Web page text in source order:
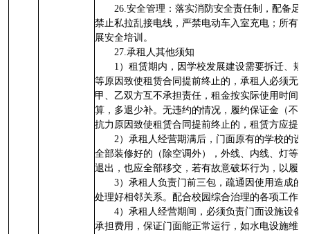
26.安全管理：落实消防安全责任制，配备足
禁止私拉乱接电线，严禁电动车入室充电；所有
展安全培训。
27.承租人其他须知
1）租赁期内，因学校发展建设需要拆迁、规
等原因致使租赁合同提前终止的，承租人必须无
甲、乙双方互不承担责任，租金按实际使用时间
算，多退少补。无违约的情况，履约保证金（不
抗力原因致使租赁合同提前终止的，租赁方应提
2）承租人经营期满后，门面原有的学校的设
全部装修好的（除空调外），外线、内线、灯等
退出，也应全部移交，若有故意破坏行为，以履
3）承租人负责门前三包，疏通因使用造成的
处理好相邻关系。配合校园综合治理的各项工作。
4）承租人经营期间，必须负责门面设施设备
承担费用，保证门面能正常运行，如水电设施维